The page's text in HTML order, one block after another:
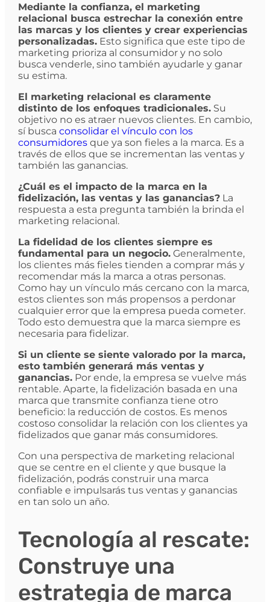
Mediante la confianza, el marketing
relacional busca estrechar la conexión entre
las marcas y los clientes y crear experiencias
personalizadas.Esto significa que este tipo de
marketing prioriza al consumidor y no solo
busca venderle, sino también ayudarle y ganar
su estima.
El marketing relacional es claramente
distinto de los enfoques tradicionales.Su
objetivo no es atraer nuevos clientes. En cambio,
sí busca consolidar el vínculo con los
consumidoresque ya son fieles a la marca. Es a
través de ellos que se incrementan las ventas y
también las ganancias.
¿Cuál es el impacto de la marca en la
fidelización, las ventas y las ganancias?La
respuesta a esta pregunta también la brinda el
marketing relacional.
La fidelidad de los clientes siempre es
fundamental para un negocio.Generalmente,
los clientes más fieles tienden a comprar más y
recomendar más la marca a otras personas.
Como hay un vínculo más cercano con la marca,
estos clientes son más propensos a perdonar
cualquier error que la empresa pueda cometer.
Todo esto demuestra que la marca siempre es
necesaria para fidelizar.
Si un cliente se siente valorado por la marca,
esto también generará más ventas y
ganancias.Por ende, la empresa se vuelve más
rentable. Aparte, la fidelización basada en una
marca que transmite confianza tiene otro
beneficio: la reducción de costos. Es menos
costoso consolidar la relación con los clientes ya
fidelizados que ganar más consumidores.
Con una perspectiva de marketing relacional
que se centre en el cliente y que busque la
fidelización, podrás construir una marca
confiable e impulsarás tus ventas y ganancias
en tan solo un año.
Tecnología al rescate:
Construye una
estrategia de marca